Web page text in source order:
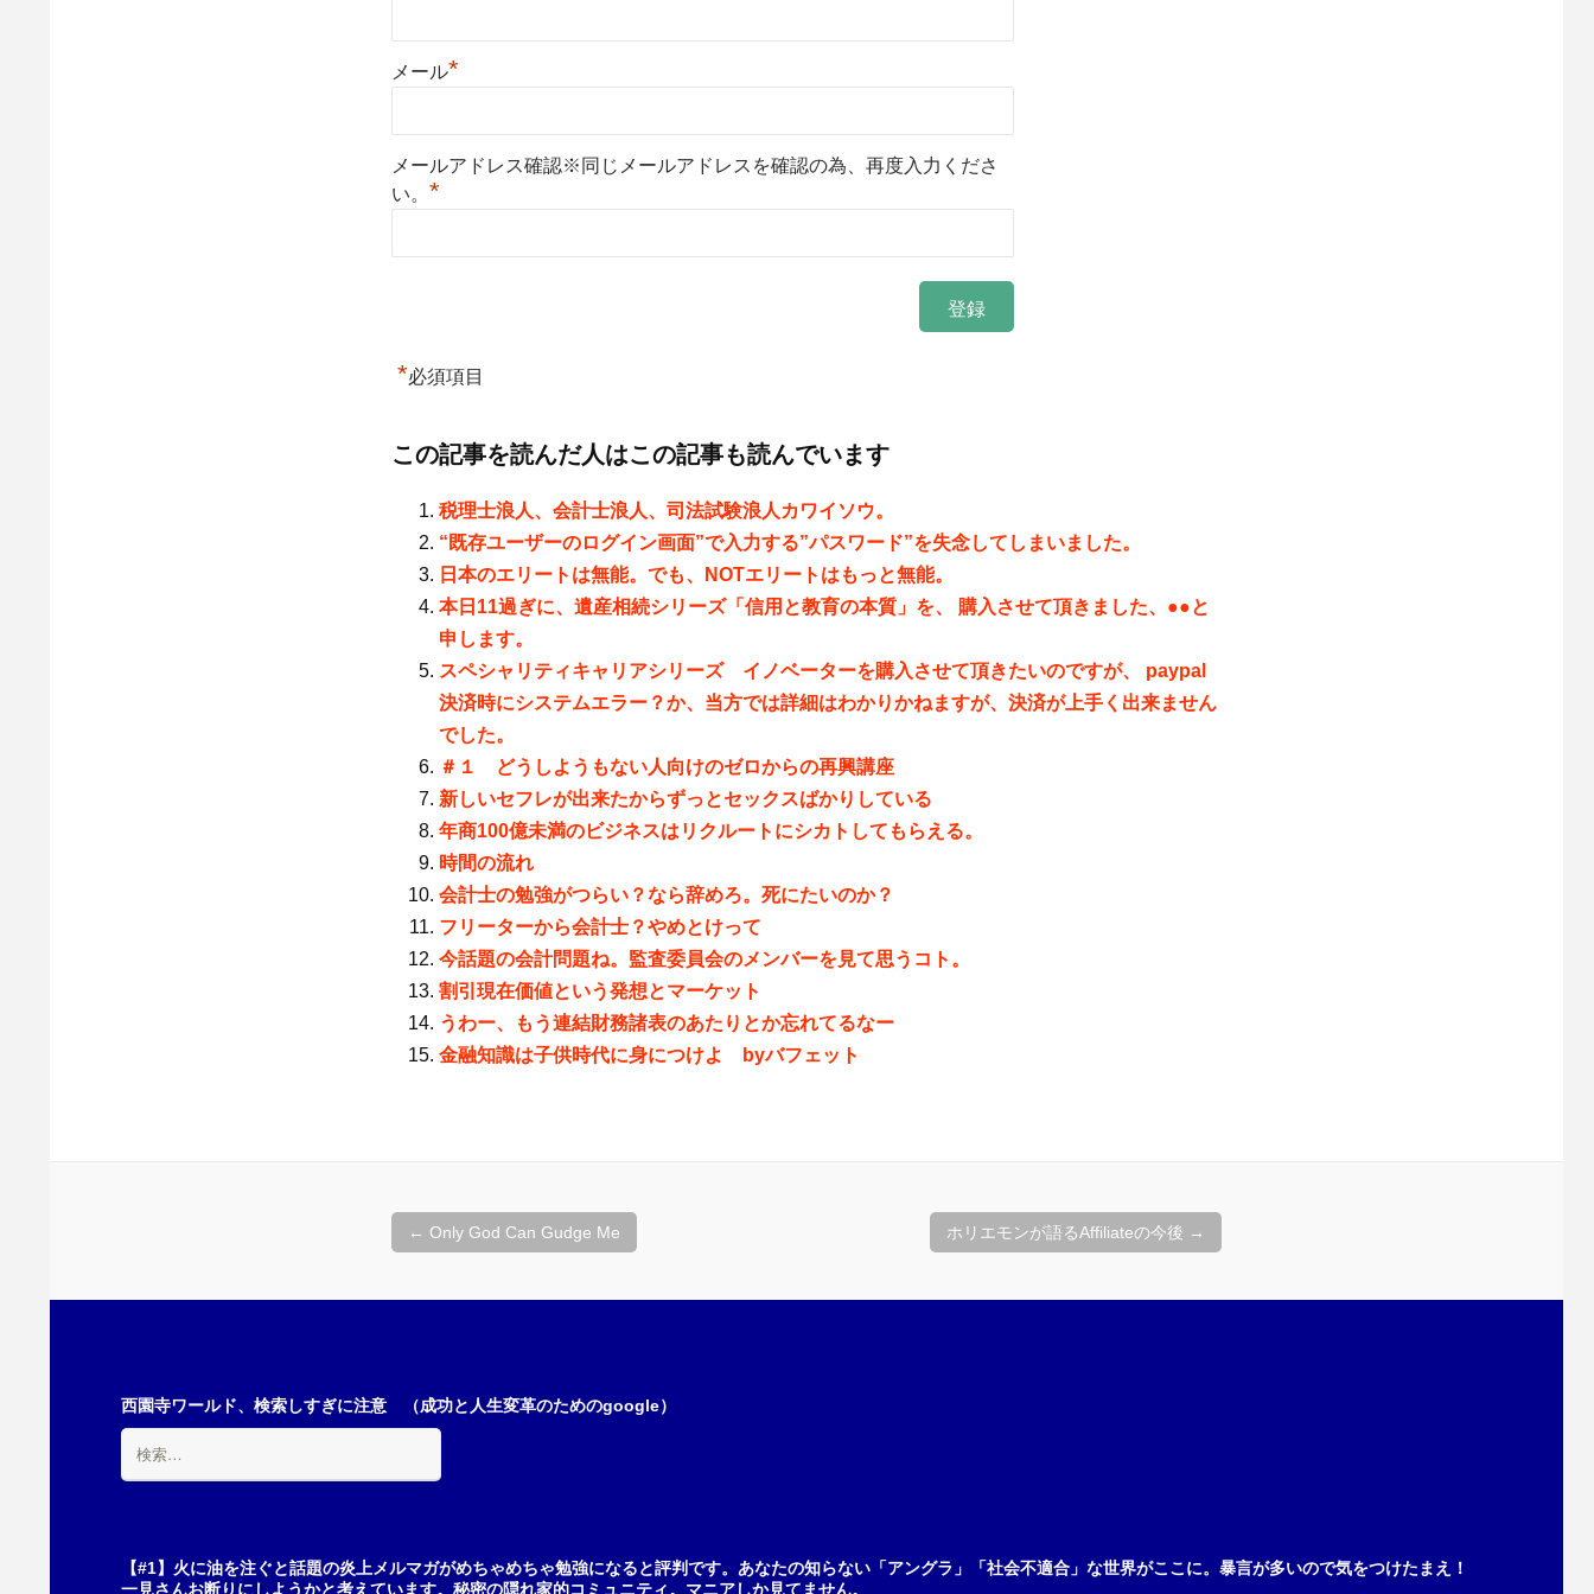
メール*
メールアドレス確認※同じメールアドレスを確認の為、再度入力くださ
い。 *
*必須項目
この記事を読んだ人はこの記事も読んでいます
税理士浪人、会計士浪人、司法試験浪人カワイソウ。
“既存ユーザーのログイン画面”で入力する”パスワード”を失念してしまいました。
日本のエリートは無能。でも、NOTエリートはもっと無能。
本日11過ぎに、遺産相続シリーズ「信用と教育の本質」を、 購入させて頂きました、●●と
申します。
スペシャリティキャリアシリーズ イノベーターを購入させて頂きたいのですが、 paypal
決済時にシステムエラー？か、当方では詳細はわかりかねますが、決済が上手く出来ません
でした。
＃１ どうしようもない人向けのゼロからの再興講座
新しいセフレが出来たからずっとセックスばかりしている
年商100億未満のビジネスはリクルートにシカトしてもらえる。
時間の流れ
会計士の勉強がつらい？なら辞めろ。死にたいのか？
フリーターから会計士？やめとけって
今話題の会計問題ね。監査委員会のメンバーを見て思うコト。
割引現在価値という発想とマーケット
うわー、もう連結財務諸表のあたりとか忘れてるなー
金融知識は子供時代に身につけよ byバフェット
稿
← Only God Can Gudge Me ホリエモンが語るAffiliateの今後 →
西園寺ワールド、検索しすぎに注意 （成功と人生変革のためのgoogle）
索:
【#1】火に油を注ぐと話題の炎上メルマガがめちゃめちゃ勉強になると評判です。あなたの知らない「アングラ」「社会不適合」な世界がここに。暴言が多いので気をつけたまえ！
一見さんお断りにしようかと考えています。秘密の隠れ家的コミュニティ。マニアしか見てません。